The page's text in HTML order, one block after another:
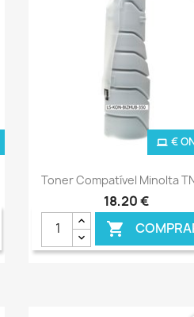
Ver+
Toner Compatível Minolta
18,20 €

€